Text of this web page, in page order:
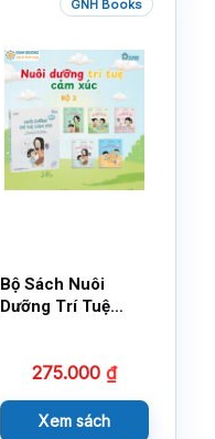
GNH Books
Bộ Sách Nuôi
Dưỡng Trí Tuệ
275.000 ₫
Xem sách